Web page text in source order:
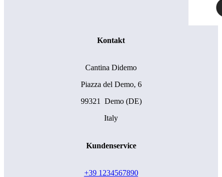
Kontakt
Cantina Didemo
Piazza del Demo, 6
99321 Demo (DE)
Italy
Kundenservice
+39 1234567890